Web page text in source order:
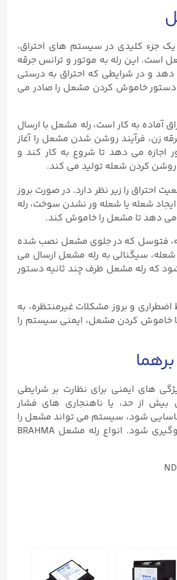
جزء کلیدی در سیستم‌ های احتراق،
است. این رله به موتور و ترانس جرقه‌
و در شرایطی که احتراق به درستی
دستور خاموش کردن مشعل را صادر می‌
به کار است، رله مشعل با ارسال
زن، فرآیند روشن شدن مشعل را آغاز
اجازه می‌ دهد تا شروع به کار کند و
روشن کردن شعله تولید می‌ کند.
احتراق را زیر نظر دارد. در صورت بروز
شعله یا شعله‌ ور نشدن سوخت، رله
دهد تا مشعل را خاموش کند.
فتوسل که در جلوی مشعل نصب شده
سیگنالی به رله مشعل ارسال می‌
که رله مشعل ظرف چند ثانیه دستور
و بروز مشکلات غیرمنتظره، به
خاموش کردن مشعل، ایمنی سیستم را
های ایمنی برای نظارت بر شرایطی
از حد، یا ناهنجاری های فشار
شود، سیستم می تواند مشعل را
خاموش کند تا از حوادث جلوگیری شود. انواع رله مشعل BRAHMA